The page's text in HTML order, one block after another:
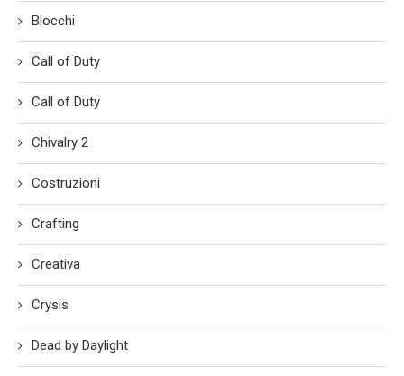
Blocchi
Call of Duty
Call of Duty
Chivalry 2
Costruzioni
Crafting
Creativa
Crysis
Dead by Daylight